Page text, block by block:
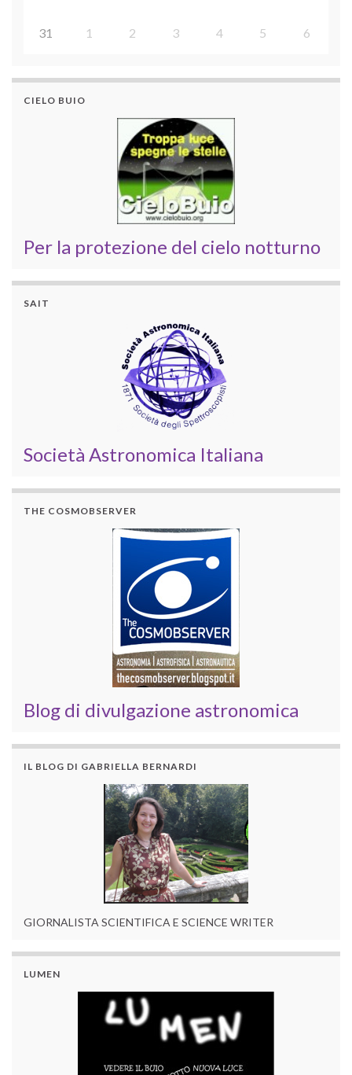
31 1 2 3 4 5 6
CIELO BUIO
Per la protezione del cielo notturno
SAIT
Società Astronomica Italiana
THE COSMOBSERVER
Blog di divulgazione astronomica
IL BLOG DI GABRIELLA BERNARDI
GIORNALISTA SCIENTIFICA E SCIENCE WRITER
LUMEN